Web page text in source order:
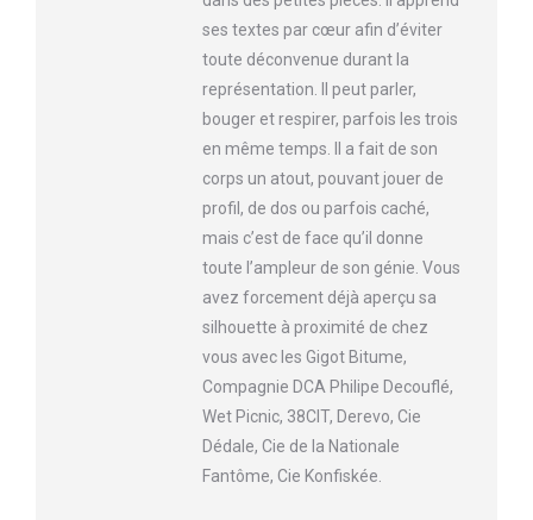
ses textes par cœur afin d’éviter
toute déconvenue durant la
représentation. Il peut parler,
bouger et respirer, parfois les trois
en même temps. Il a fait de son
corps un atout, pouvant jouer de
profil, de dos ou parfois caché,
mais c’est de face qu’il donne
toute l’ampleur de son génie. Vous
avez forcement déjà aperçu sa
silhouette à proximité de chez
vous avec les Gigot Bitume,
Compagnie DCA Philipe Decouflé,
Wet Picnic, 38CIT, Derevo, Cie
Dédale, Cie de la Nationale
Fantôme, Cie Konfiskée.